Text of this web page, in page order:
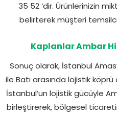
35 52 ‘dir. Ürünlerinizin
belirterek müşteri
Kaplanlar Ambar
Sonuç olarak, İstanbul
ile Batı arasında lojistik
İstanbul’un lojistik gücüyle
birleştirerek, bölgesel